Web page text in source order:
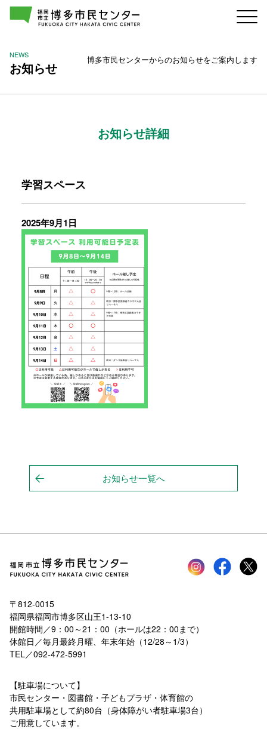
NEWS
お知らせ 博多市民センターからのお知らせをご案内します
お知らせ詳細
学習スペース
2025年9月1日
お知らせ一覧へ
Instagramfacebook
〒812-0015
福岡県福岡市博多区山王1-13-10
開館時間／9：00～21：00（ホールは22：00まで）
休館日／毎月最終月曜、年末年始（12/28～1/3）
TEL／092-472-5991
【駐車場について】
市民センター・図書館・子どもプラザ・体育館の
共用駐車場として約80台（身体障がい者駐車場3台）
ご用意しています。